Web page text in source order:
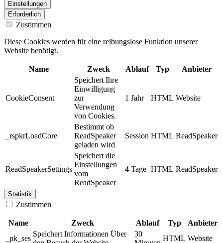
Einstellungen
Erforderlich
Zustimmen
Diese Cookies werden für eine reibungslose Funktion unserer
Website benötigt.
Name Zweck Ablauf Typ Anbieter
CookieConsent
Speichert Ihre
Einwilligung
zur
Verwendung
von Cookies.
1 Jahr HTML Website
_rspkrLoadCore
Bestimmt ob
ReadSpeaker
geladen wird
Session HTML ReadSpeaker
ReadSpeakerSettings
Speichert die
Einstellungen
vom
ReadSpeaker
4 Tage HTML ReadSpeaker
Statistik
Zustimmen
Name Zweck Ablauf Typ
Anbieter
_pk_ses
Speichert Informationen Über
30
HTML Website